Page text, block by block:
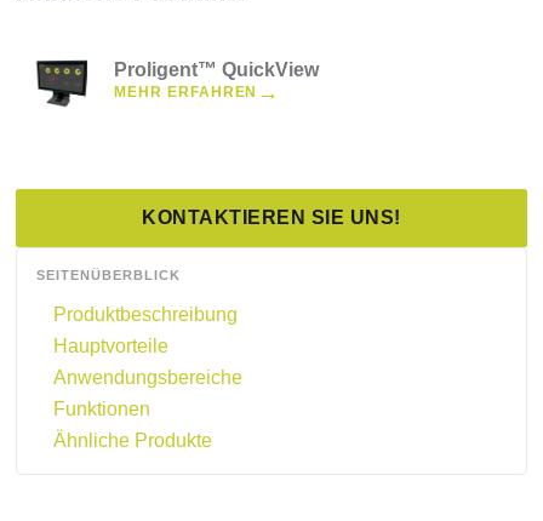
Proligent™ QuickView
MEHR ERFAHREN →
KONTAKTIEREN SIE UNS!
SEITENÜBERBLICK
Produktbeschreibung
Hauptvorteile
Anwendungsbereiche
Funktionen
Ähnliche Produkte